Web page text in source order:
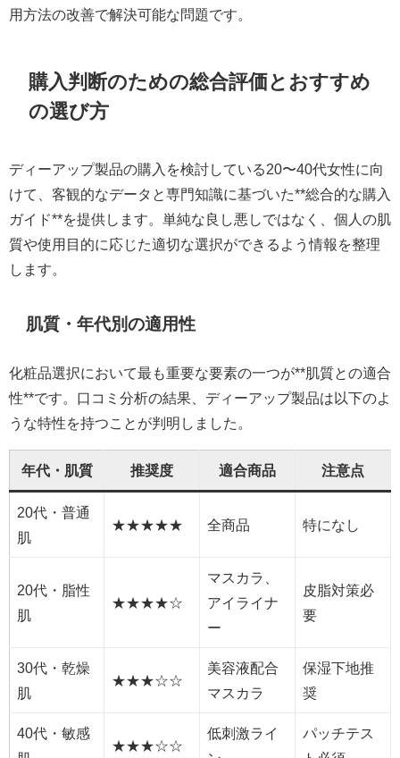
用方法の改善で解決可能な問題です。
購入判断のための総合評価とおすすめ
の選び方
ディーアップ製品の購入を検討している20〜40代女性に向
けて、客観的なデータと専門知識に基づいた**総合的な購入
ガイド**を提供します。単純な良し悪しではなく、個人の肌
質や使用目的に応じた適切な選択ができるよう情報を整理
します。
肌質・年代別の適用性
化粧品選択において最も重要な要素の一つが**肌質との適合
性**です。口コミ分析の結果、ディーアップ製品は以下のよ
うな特性を持つことが判明しました。
年代・肌質 推奨度 適合商品 注意点
20代・普通
肌
★★★★★ 全商品 特になし
20代・脂性
肌
★★★★☆
マスカラ、
アイライナ
ー
皮脂対策必
要
30代・乾燥
肌
★★★☆☆
美容液配合
マスカラ
保湿下地推
奨
40代・敏感
★★★☆☆
低刺激ライ
パッチテス